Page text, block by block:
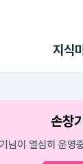
지식
손창
님이 열심히 운영